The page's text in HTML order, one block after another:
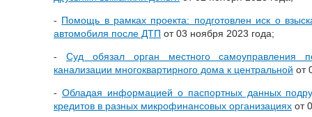
- Помощь в рамках проекта: подготовлен иск о
автомобиля после ДТП от 03 ноября 2023 года;
- Суд обязал орган местного самоуправления
канализации многоквартирного дома к центральной от
- Обладая информацией о паспортных данных
кредитов в разных микрофинансовых организациях от